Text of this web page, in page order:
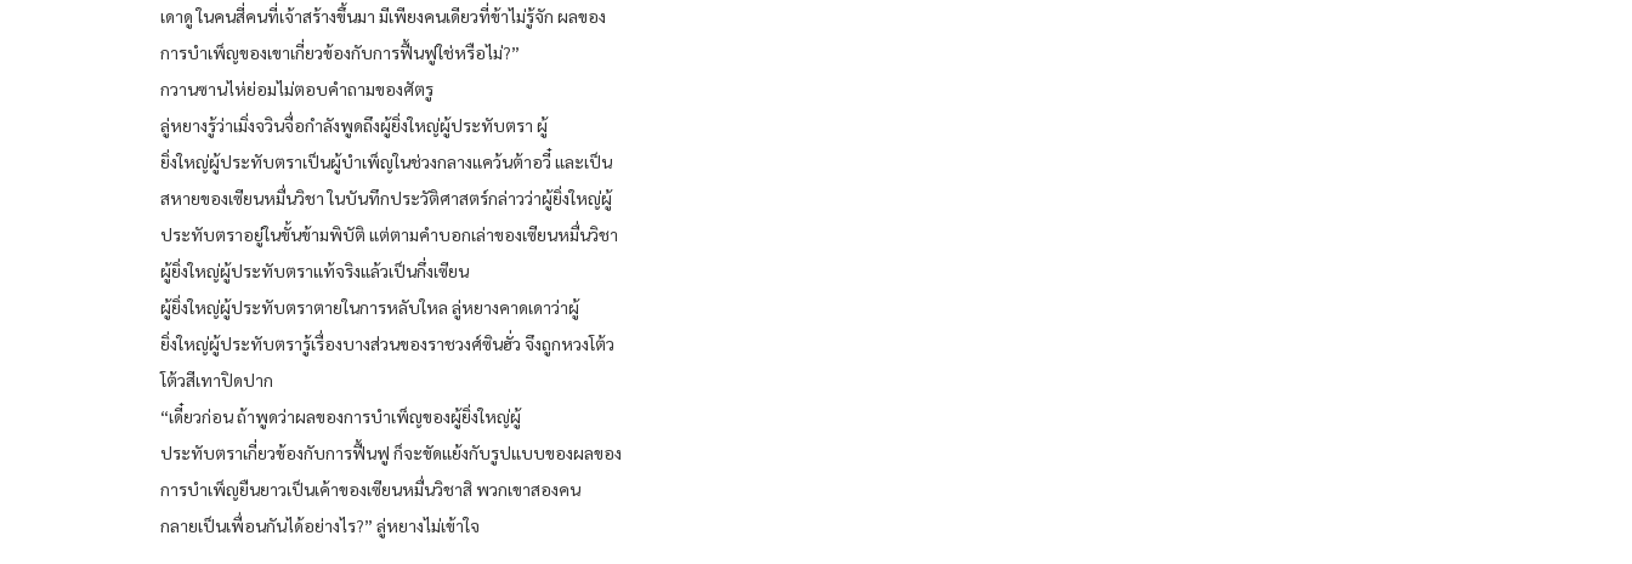
เดาดู ในคนสี่คนที่เจ้าสร้างขึ้นมา มีเพียงคนเดียวที่ข้าไม่รู้จัก ผลของ
การบำเพ็ญของเขาเกี่ยวข้องกับการฟื้นฟูใช่หรือไม่?”
กวานซานไห่ย่อมไม่ตอบคำถามของศัตรู
ลู่หยางรู้ว่าเมิ่งจวินจื่อกำลังพูดถึงผู้ยิ่งใหญ่ผู้ประทับตรา ผู้
ยิ่งใหญ่ผู้ประทับตราเป็นผู้บำเพ็ญในช่วงกลางแคว้นต้าอวี๋ และเป็น
สหายของเซียนหมื่นวิชา ในบันทึกประวัติศาสตร์กล่าวว่าผู้ยิ่งใหญ่ผู้
ประทับตราอยู่ในขั้นข้ามพิบัติ แต่ตามคำบอกเล่าของเซียนหมื่นวิชา
ผู้ยิ่งใหญ่ผู้ประทับตราแท้จริงแล้วเป็นกึ่งเซียน
ผู้ยิ่งใหญ่ผู้ประทับตราตายในการหลับใหล ลู่หยางคาดเดาว่าผู้
ยิ่งใหญ่ผู้ประทับตรารู้เรื่องบางส่วนของราชวงศ์ซินฮั่ว จึงถูกหวงโต้ว
โต้วสีเทาปิดปาก
“เดี๋ยวก่อน ถ้าพูดว่าผลของการบำเพ็ญของผู้ยิ่งใหญ่ผู้
ประทับตราเกี่ยวข้องกับการฟื้นฟู ก็จะขัดแย้งกับรูปแบบของผลของ
การบำเพ็ญยืนยาวเป็นเค้าของเซียนหมื่นวิชาสิ พวกเขาสองคน
กลายเป็นเพื่อนกันได้อย่างไร?” ลู่หยางไม่เข้าใจ